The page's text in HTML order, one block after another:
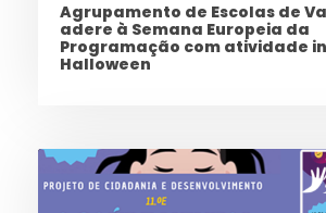
Agrupamento de Escolas de
adere à Semana Europeia da
Programação com atividade
Halloween